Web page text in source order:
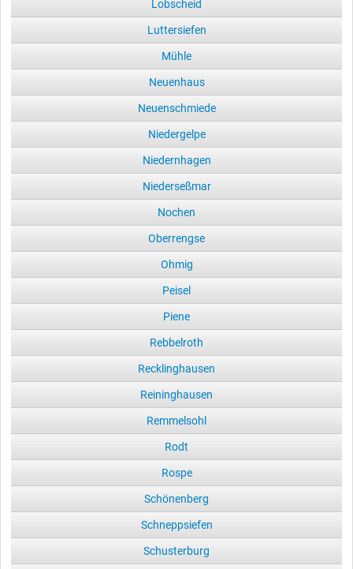
Lobscheid
Luttersiefen
Mühle
Neuenhaus
Neuenschmiede
Niedergelpe
Niedernhagen
Niederseßmar
Nochen
Oberrengse
Ohmig
Peisel
Piene
Rebbelroth
Recklinghausen
Reininghausen
Remmelsohl
Rodt
Rospe
Schönenberg
Schneppsiefen
Schusterburg